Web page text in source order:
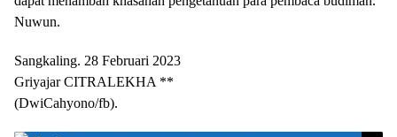
Nuwun.
Sangkaling. 28 Februari 2023
Griyajar CITRALEKHA **
(DwiCahyono/fb).